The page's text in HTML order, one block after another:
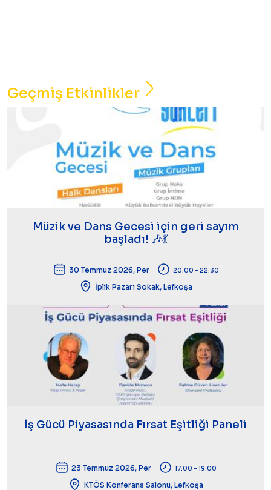
Geçmiş Etkinlikler
Müzik ve Dans Gecesi için geri sayım
başladı! 🎶💃
30 Temmuz 2026, Per 20:00 - 22:30
İplik Pazarı Sokak, Lefkoşa
İş Gücü Piyasasında Fırsat Eşitliği Paneli
23 Temmuz 2026, Per 17:00 - 19:00
KTÖS Konferans Salonu, Lefkoşa